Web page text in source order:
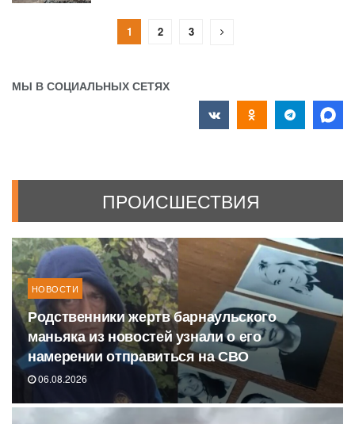
1 2 3
МЫ В СОЦИАЛЬНЫХ СЕТЯХ
ПРОИСШЕСТВИЯ
НОВОСТИ
Родственники жертв барнаульского
маньяка из новостей узнали о его
намерении отправиться на СВО
06.08.2026